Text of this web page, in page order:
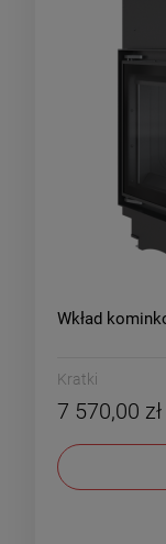
Wkład
Kratki
7 570,00 zł